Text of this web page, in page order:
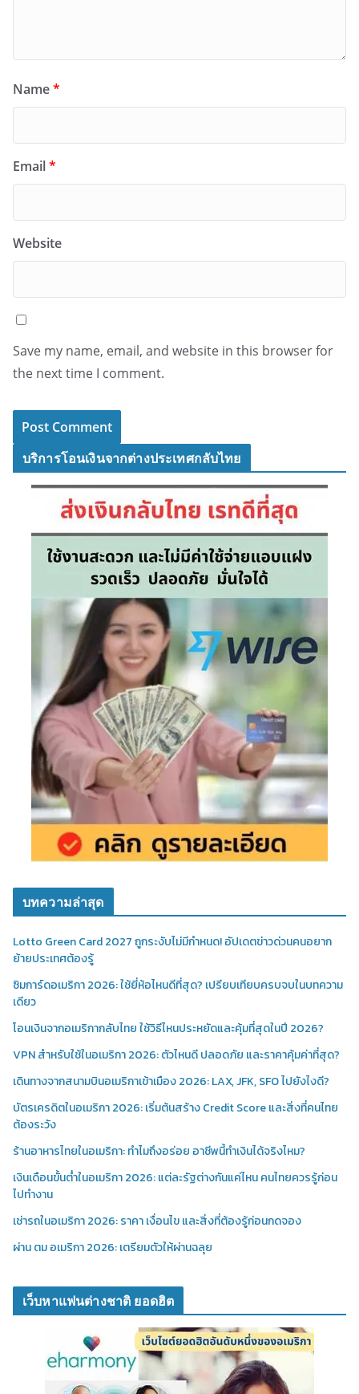
Name*
Email*
Website
Save my name, email, and website in this browser for
the next time I comment.
บริการโอนเงินจากต่างประเทศกลับไทย
บทความล่าสุด
Lotto Green Card 2027 ถูกระงับไม่มีกำหนด! อัปเดตข่าวด่วนคนอยาก
ย้ายประเทศต้องรู้
ซิมการ์ดอเมริกา 2026: ใช้ยี่ห้อไหนดีที่สุด? เปรียบเทียบครบจบในบทความ
เดียว
โอนเงินจากอเมริกากลับไทย ใช้วิธีไหนประหยัดและคุ้มที่สุดในปี 2026?
VPN สำหรับใช้ในอเมริกา 2026: ตัวไหนดี ปลอดภัย และราคาคุ้มค่าที่สุด?
เดินทางจากสนามบินอเมริกาเข้าเมือง 2026: LAX, JFK, SFO ไปยังไงดี?
บัตรเครดิตในอเมริกา 2026: เริ่มต้นสร้าง Credit Score และสิ่งที่คนไทย
ต้องระวัง
ร้านอาหารไทยในอเมริกา: ทำไมถึงอร่อย อาชีพนี้ทำเงินได้จริงไหม?
เงินเดือนขั้นต่ำในอเมริกา 2026: แต่ละรัฐต่างกันแค่ไหน คนไทยควรรู้ก่อน
ไปทำงาน
เช่ารถในอเมริกา 2026: ราคา เงื่อนไข และสิ่งที่ต้องรู้ก่อนกดจอง
ผ่าน ตม อเมริกา 2026: เตรียมตัวให้ผ่านฉลุย
เว็บหาแฟนต่างชาติ ยอดฮิต